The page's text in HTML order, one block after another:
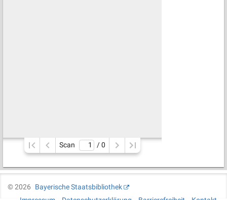
Scan / 0
©2026
Bayerische Staatsbibliothek